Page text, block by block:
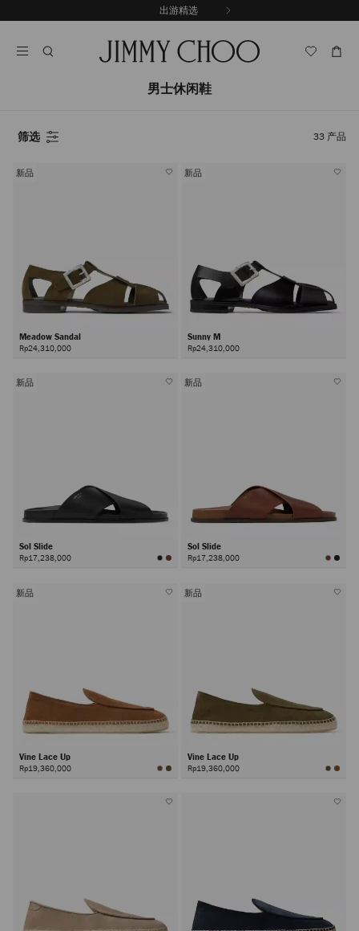
至
出游精选
男士休闲鞋
筛选 33 产品
新品
Meadow Sandal
Rp24,310,000
新品
Sunny M
Rp24,310,000
新品
Sol Slide
Rp17,238,000
新品
Sol Slide
Rp17,238,000
新品
Vine Lace Up
Rp19,360,000
新品
Vine Lace Up
Rp19,360,000